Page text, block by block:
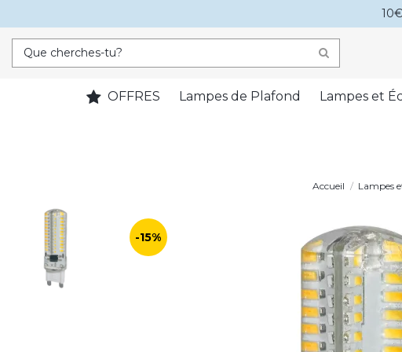
OFFRES Lampes de Plafond Lampes et
Accueil Lampes
-15%